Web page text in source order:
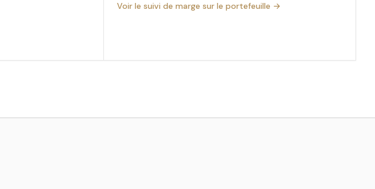
Voir le suivi de marge sur le portefeuille →